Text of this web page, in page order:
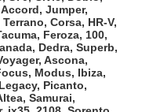
Jumper,
Corsa, HR-V,
Feroza, 100,
Dedra, Superb,
Ascona,
Modus, Ibiza,
Picanto,
Samurai,